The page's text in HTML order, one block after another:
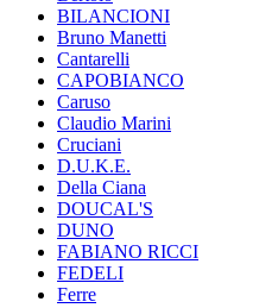
BILANCIONI
Bruno Manetti
Cantarelli
CAPOBIANCO
Caruso
Claudio Marini
Cruciani
D.U.K.E.
Della Ciana
DOUCAL'S
DUNO
FABIANO RICCI
FEDELI
Ferre